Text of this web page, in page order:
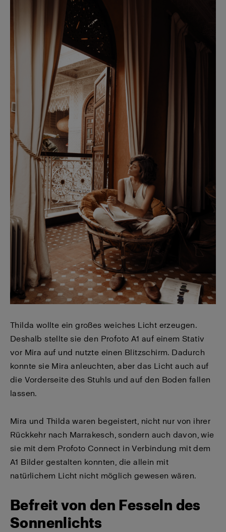
Thilda wollte ein großes weiches Licht erzeugen.
Deshalb stellte sie den Profoto A1 auf einem Stativ
vor Mira auf und nutzte einen Blitzschirm. Dadurch
konnte sie Mira anleuchten, aber das Licht auch auf
die Vorderseite des Stuhls und auf den Boden fallen
lassen.
Mira und Thilda waren begeistert, nicht nur von ihrer
Rückkehr nach Marrakesch, sondern auch davon, wie
sie mit dem Profoto Connect in Verbindung mit dem
A1 Bilder gestalten konnten, die allein mit
natürlichem Licht nicht möglich gewesen wären.
Befreit von den Fesseln des
Sonnenlichts